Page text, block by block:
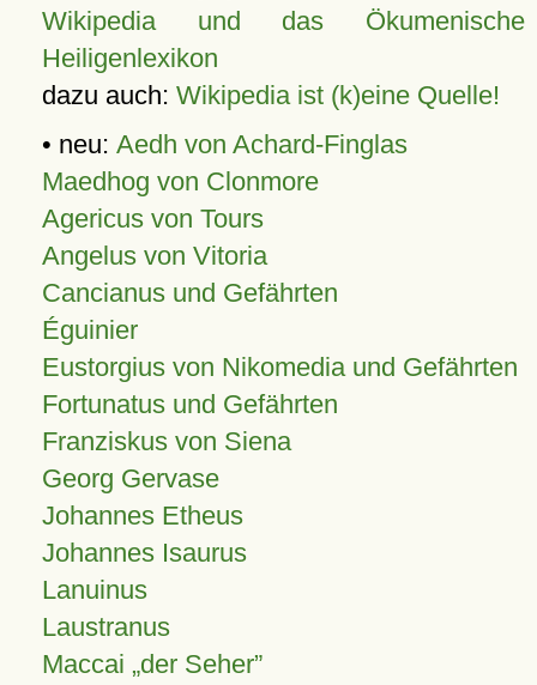
Wikipedia und das Ökumenische
Heiligenlexikon
dazu auch: Wikipedia ist (k)eine Quelle!
• neu: Aedh von Achard-Finglas
Maedhog von Clonmore
Agericus von Tours
Angelus von Vitoria
Cancianus und Gefährten
Éguinier
Eustorgius von Nikomedia und Gefährten
Fortunatus und Gefährten
Franziskus von Siena
Georg Gervase
Johannes Etheus
Johannes Isaurus
Lanuinus
Laustranus
Maccai „der Seher”